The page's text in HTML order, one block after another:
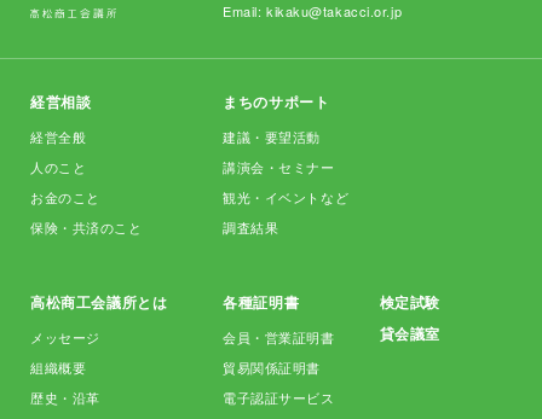
Email:kikaku@takacci.or.jp
経営相談
経営全般
人のこと
お金のこと
保険・共済のこと
まちのサポート
建議・要望活動
講演会・セミナー
観光・イベントなど
調査結果
高松商工会議所とは
メッセージ
組織概要
歴史・沿革
各種証明書
会員・営業証明書
貿易関係証明書
電子認証サービス
検定試験
貸会議室